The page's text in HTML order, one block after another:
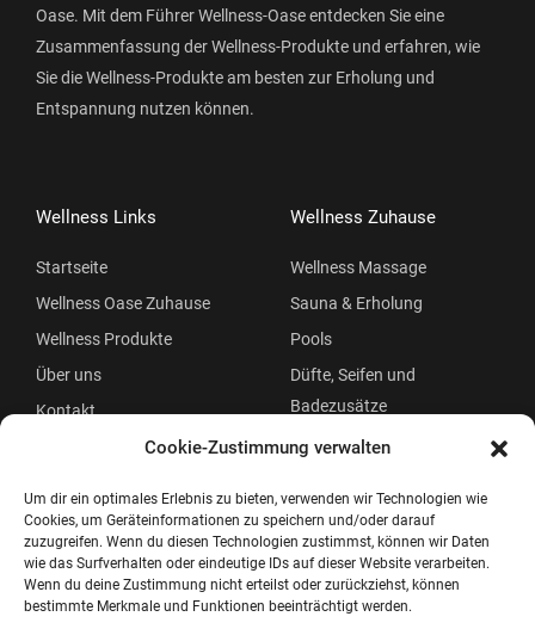
Cookie-Zustimmung verwalten
Um dir ein optimales Erlebnis zu bieten, verwenden wir Technologien wie
Cookies, um Geräteinformationen zu speichern und/oder darauf
zuzugreifen. Wenn du diesen Technologien zustimmst, können wir Daten
wie das Surfverhalten oder eindeutige IDs auf dieser Website verarbeiten.
Wenn du deine Zustimmung nicht erteilst oder zurückziehst, können
bestimmte Merkmale und Funktionen beeinträchtigt werden.
Oase. Mit dem Führer Wellness-Oase entdecken Sie eine
Zusammenfassung der Wellness-Produkte und erfahren, wie
Sie die Wellness-Produkte am besten zur Erholung und
Entspannung nutzen können.
Wellness Links
Startseite
Wellness Oase Zuhause
Wellness Produkte
Über uns
Kontakt
Wellness Zuhause
Wellness Massage
Sauna & Erholung
Pools
Düfte, Seifen und
Badezusätze
Beauty